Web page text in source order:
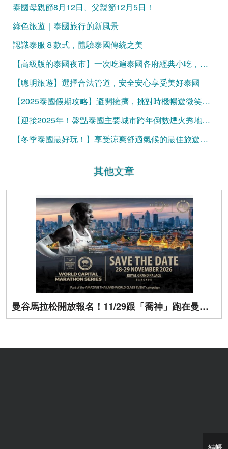
結帳
泰國母親節8月12日、父親節12月5日！
綠色旅遊｜泰國旅行的新風景
認識泰服８款式，體驗泰國傳統之美
【高級版的泰國夜市】一次吃遍泰國各府經典小吃，吃飽再買伴手禮
【聰明旅遊】選擇合法管道，安全安心享受美好泰國
【2025泰國假期攻略】避開擁擠，挑對時機暢遊微笑國度！
【迎接2025年！盤點泰國主要城市跨年倒數煙火秀地點】
【冬季泰國最好玩！】享受涼爽舒適氣候的最佳旅遊秘訣
其他文章
曼谷馬拉松開放報名！11/29跟「喬神」跑在曼谷街頭